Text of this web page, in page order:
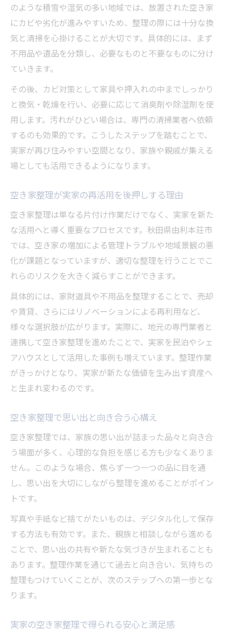
のような積雪や湿気の多い地域では、放置された空き家
にカビや劣化が進みやすいため、整理の際には十分な換
気と清掃を心掛けることが大切です。具体的には、まず
不用品や遺品を分類し、必要なものと不要なものに分け
ていきます。
その後、カビ対策として家具や押入れの中までしっかり
と換気・乾燥を行い、必要に応じて消臭剤や除湿剤を使
用します。汚れがひどい場合は、専門の清掃業者へ依頼
するのも効果的です。こうしたステップを踏むことで、
実家が再び住みやすい空間となり、家族や親戚が集える
場としても活用できるようになります。
空き家整理が実家の再活用を後押しする理由
空き家整理は単なる片付け作業だけでなく、実家を新た
な活用へと導く重要なプロセスです。秋田県由利本荘市
では、空き家の増加による管理トラブルや地域景観の悪
化が課題となっていますが、適切な整理を行うことでこ
れらのリスクを大きく減らすことができます。
具体的には、家財道具や不用品を整理することで、売却
や賃貸、さらにはリノベーションによる再利用など、
様々な選択肢が広がります。実際に、地元の専門業者と
連携して空き家整理を進めたことで、実家を民泊やシェ
アハウスとして活用した事例も増えています。整理作業
がきっかけとなり、実家が新たな価値を生み出す資産へ
と生まれ変わるのです。
空き家整理で思い出と向き合う心構え
空き家整理では、家族の思い出が詰まった品々と向き合
う場面が多く、心理的な負担を感じる方も少なくありま
せん。このような場合、焦らず一つ一つの品に目を通
し、思い出を大切にしながら整理を進めることがポイン
トです。
写真や手紙など捨てがたいものは、デジタル化して保存
する方法も有効です。また、親族と相談しながら進める
ことで、思い出の共有や新たな気づきが生まれることも
あります。整理作業を通じて過去と向き合い、気持ちの
整理もつけていくことが、次のステップへの第一歩とな
ります。
実家の空き家整理で得られる安心と満足感